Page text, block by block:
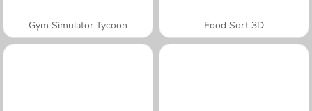
Gym Simulator Tycoon Food Sort 3D